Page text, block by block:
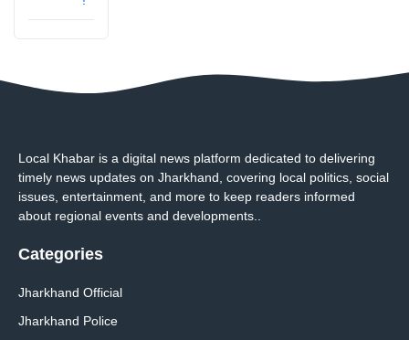
Local Khabar is a digital news platform dedicated to delivering
timely news updates on Jharkhand, covering local politics, social
issues, entertainment, and more to keep readers informed
about regional events and developments..
Categories
Jharkhand Official
Jharkhand Police